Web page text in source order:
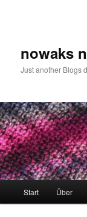
nowaks
Just another Blogs
Start Über